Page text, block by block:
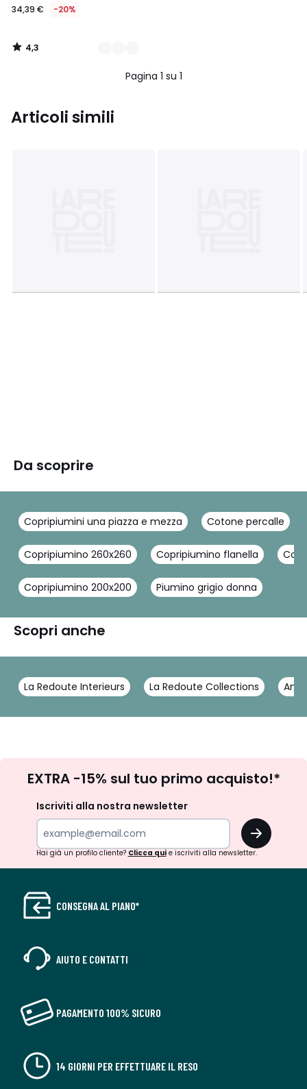
34,39 € -20%
4,3
/
Pagina 1 su 1
Articoli simili
Da scoprire
Copripiumini una piazza e mezza Cotone percalle
Copripiumino 260x260 Copripiumino flanella
Copripiumino 200x200 Piumino grigio donna
Scopri anche
La Redoute Interieurs La Redoute Collections
newsletter
EXTRA -15% sul tuo primo acquisto!*
Iscriviti alla nostra newsletter
OK
Hai già un profilo cliente? Clicca quie iscriviti alla newsletter.
CONSEGNA AL PIANO*
AIUTO E CONTATTI
PAGAMENTO 100% SICURO
14 GIORNI PER EFFETTUARE IL RESO